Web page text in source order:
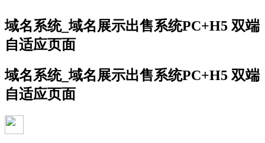
域名系统_域名展示出售系统PC+H5 双端
自适应页面
域名系统_域名展示出售系统PC+H5 双端
自适应页面